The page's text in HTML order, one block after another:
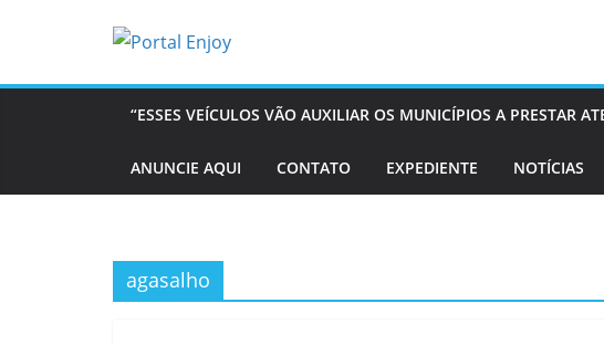
“ESSES VEÍCULOS VÃO AUXILIAR OS MUNICÍPIOS A PRESTAR
ANUNCIE AQUI CONTATO EXPEDIENTE NOTÍCIAS
agasalho